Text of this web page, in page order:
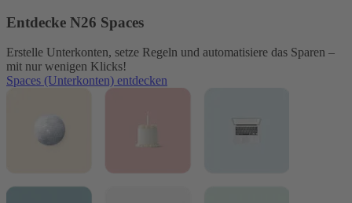
Entdecke N26 Spaces
Erstelle Unterkonten, setze Regeln und automatisiere das Sparen –
mit nur wenigen Klicks!
Spaces (Unterkonten) entdecken